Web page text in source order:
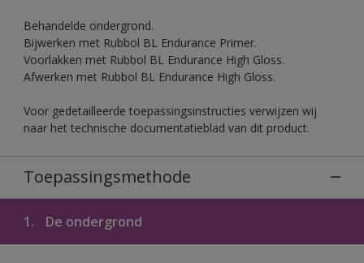
Behandelde ondergrond.
Bijwerken met Rubbol BL Endurance Primer.
Voorlakken met Rubbol BL Endurance High Gloss.
Afwerken met Rubbol BL Endurance High Gloss.
Voor gedetailleerde toepassingsinstructies verwijzen wij
naar het technische documentatieblad van dit product.
Toepassingsmethode
1. De ondergrond